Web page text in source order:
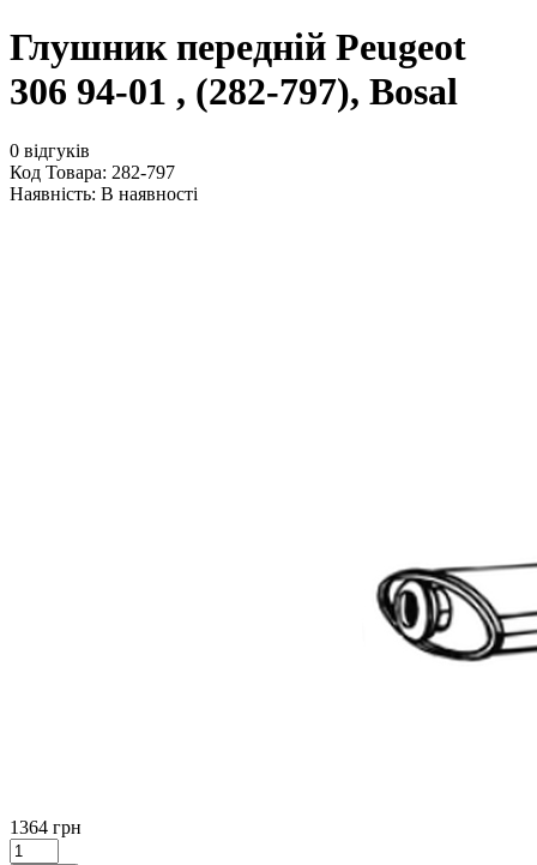
Глушник передній Peugeot
306 94-01 , (282-797), Bosal
0 відгуків
Код Товара: 282-797
Наявність: В наявності
1364 грн